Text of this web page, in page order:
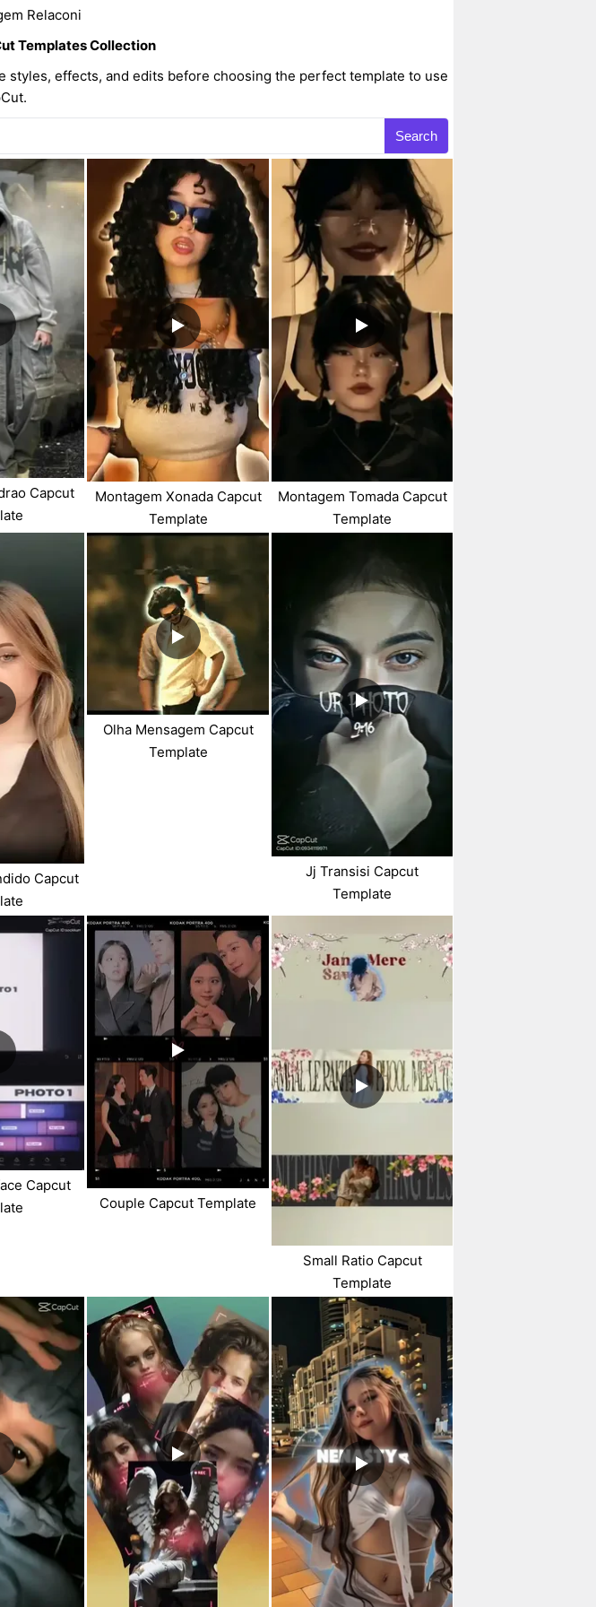
Relaconi
Templates Collection
effects, and edits before choosing the perfect template to use
Search
Capcut
Montagem Xonada Capcut
Template
Montagem Tomada Capcut
Template
Capcut
Olha Mensagem Capcut
Template
Jj Transisi Capcut
Template
Capcut
Couple Capcut Template
Small Ratio Capcut
Template